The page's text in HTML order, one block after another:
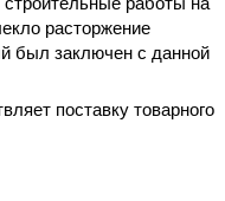
расторжение
был заключен с данной
поставку товарного